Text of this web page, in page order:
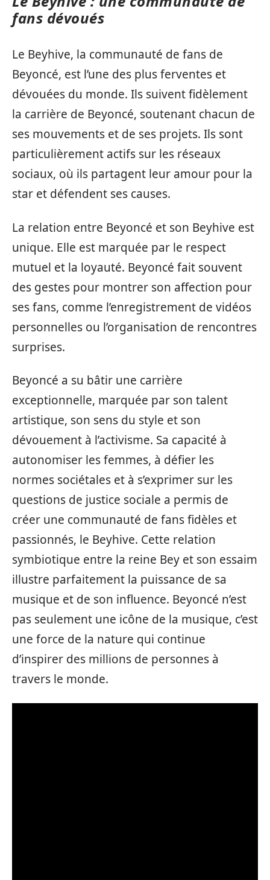
fans dévoués
Le Beyhive, la communauté de fans de
Beyoncé, est l’une des plus ferventes et
dévouées du monde. Ils suivent fidèlement
la carrière de Beyoncé, soutenant chacun de
ses mouvements et de ses projets. Ils sont
particulièrement actifs sur les réseaux
sociaux, où ils partagent leur amour pour la
star et défendent ses causes.
La relation entre Beyoncé et son Beyhive est
unique. Elle est marquée par le respect
mutuel et la loyauté. Beyoncé fait souvent
des gestes pour montrer son affection pour
ses fans, comme l’enregistrement de vidéos
personnelles ou l’organisation de rencontres
surprises.
Beyoncé a su bâtir une carrière
exceptionnelle, marquée par son talent
artistique, son sens du style et son
dévouement à l’activisme. Sa capacité à
autonomiser les femmes, à défier les
normes sociétales et à s’exprimer sur les
questions de justice sociale a permis de
créer une communauté de fans fidèles et
passionnés, le Beyhive. Cette relation
symbiotique entre la reine Bey et son essaim
illustre parfaitement la puissance de sa
musique et de son influence. Beyoncé n’est
pas seulement une icône de la musique, c’est
une force de la nature qui continue
d’inspirer des millions de personnes à
travers le monde.